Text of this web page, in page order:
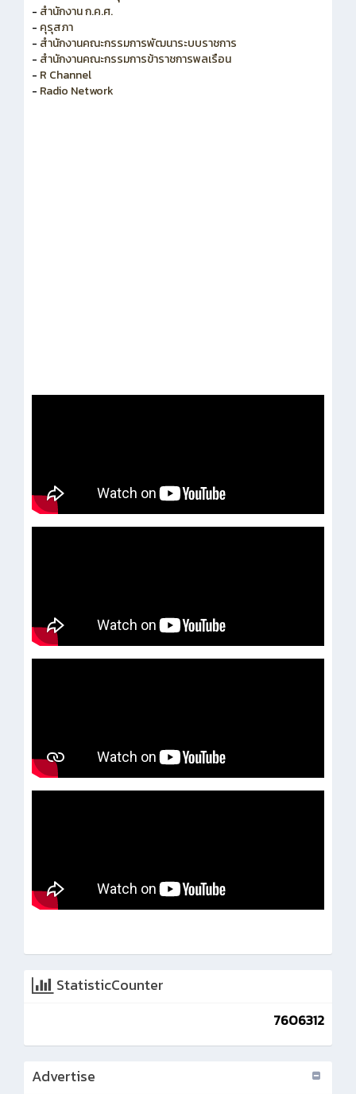
- สำนักงาน ก.ค.ศ.
- คุรุสภา
- สำนักงานคณะกรรมการพัฒนาระบบราชการ
- สำนักงานคณะกรรมการข้าราชการพลเรือน
- R Channel
- Radio Network
StatisticCounter
7606312
Advertise